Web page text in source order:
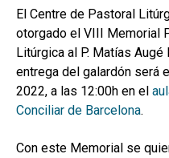
CONTACTO
MI CUENTA
BUSCAR
CAT
El Centre de Pastoral
otorgado el VIII Memorial
Litúrgica al P. Matías
entrega del galardón será
2022, a las 12:00h en el
Conciliar de Barcelona.
Con este Memorial se